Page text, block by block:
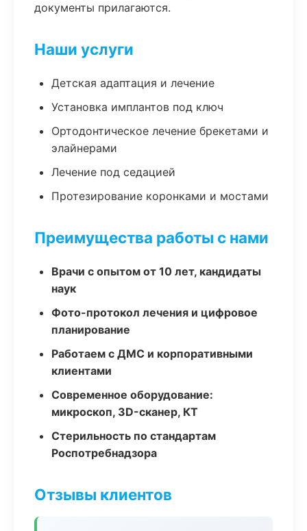
документы прилагаются.
Наши услуги
Детская адаптация и лечение
Установка имплантов под ключ
Ортодонтическое лечение брекетами и
элайнерами
Лечение под седацией
Протезирование коронками и мостами
Преимущества работы с нами
Врачи с опытом от 10 лет, кандидаты
наук
Фото-протокол лечения и цифровое
планирование
Работаем с ДМС и корпоративными
клиентами
Современное оборудование:
микроскоп, 3D-сканер, КТ
Стерильность по стандартам
Роспотребнадзора
Отзывы клиентов